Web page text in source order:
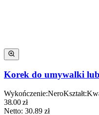
Korek do umywalki
Wykończenie:NeroKształt:
38.00zł
Netto: 30.89 zł